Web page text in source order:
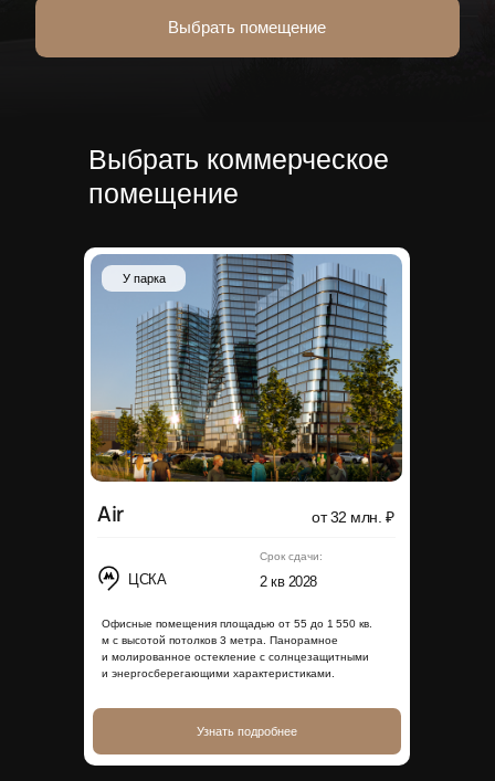
Выбрать коммерческое
помещение
Срок сдачи:
Офисные помещения площадью от 55 до 1 550 кв.
м с высотой потолков 3 метра. Панорамное
и молированное остекление с солнцезащитными
и энергосберегающими характеристиками.
от 32 млн. ₽
2 кв 2028
ЦСКА
Air
Узнать подробнее
У парка